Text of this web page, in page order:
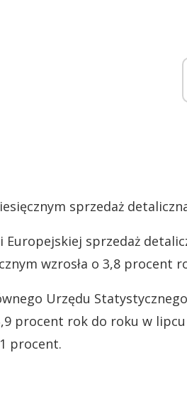
sprzedaż
Europejskiej sprzedaż
wzrosła o 3,8 procent
Urzędu
procent rok do roku w
procent.